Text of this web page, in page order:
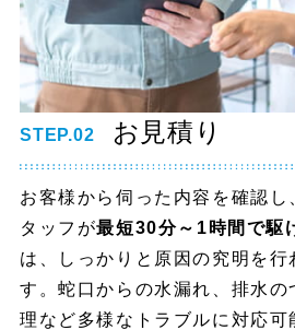
STEP.02 お見積り
お客様から伺った内容を確認し
タッフが最短30分～1時間で駆
は、しっかりと原因の究明を行
す。蛇口からの水漏れ、排水の
理など多様なトラブルに対応可